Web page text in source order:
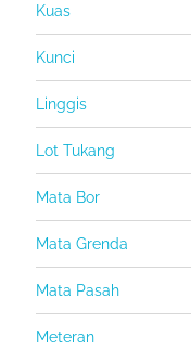
Kuas
Kunci
Linggis
Lot Tukang
Mata Bor
Mata Grenda
Mata Pasah
Meteran